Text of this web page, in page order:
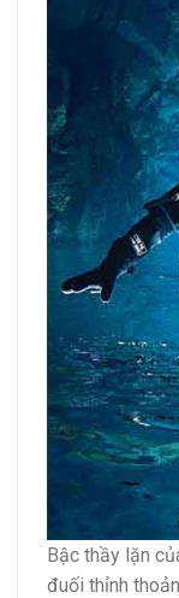
Bậc thầy lặn
đuối thỉnh